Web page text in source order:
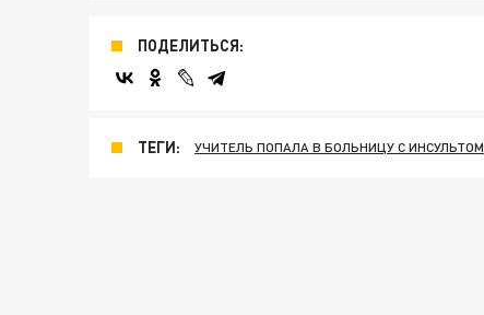
ПОДЕЛИТЬСЯ:
ТЕГИ: УЧИТЕЛЬ ПОПАЛА В БОЛЬНИЦУ С ИНСУЛЬТОМ